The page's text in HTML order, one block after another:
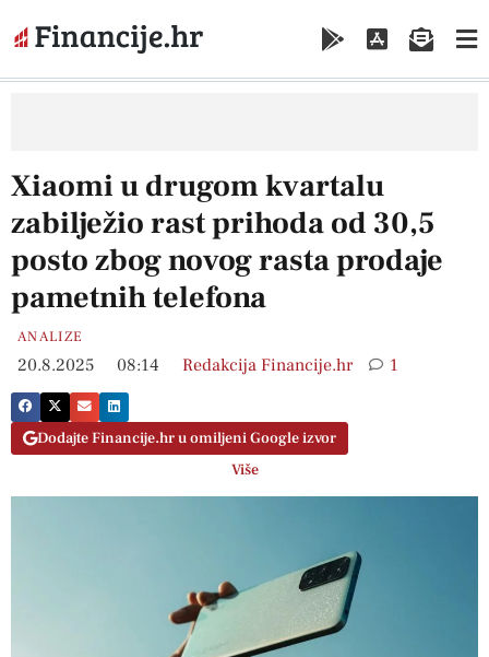
Xiaomi u drugom kvartalu
zabilježio rast prihoda od 30,5
posto zbog novog rasta prodaje
pametnih telefona
ANALIZE
20.8.2025 08:14 Redakcija Financije.hr 1
Dodajte Financije.hr u omiljeni Google izvor
Više